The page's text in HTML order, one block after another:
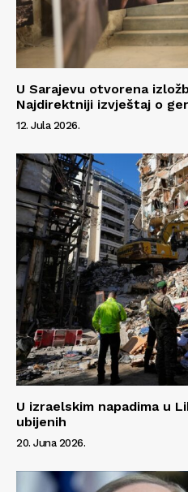
U Sarajevu otvorena
Najdirektniji izvještaj o
12. Jula 2026.
U izraelskim napadima u
ubijenih
20. Juna 2026.